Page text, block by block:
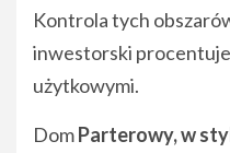
Kontrola tych
inwestorski
użytkowymi.
DomParterowy, w